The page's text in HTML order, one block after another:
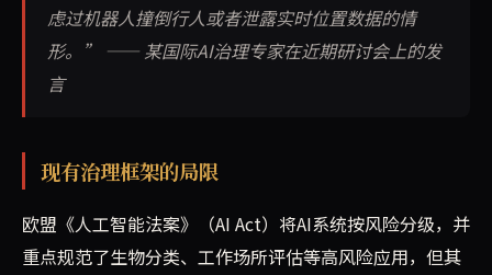
虑过机器人撞倒行人或者泄露实时位置数据的情
形。” —— 某国际AI治理专家在近期研讨会上的发
言
现有治理框架的局限
欧盟《人工智能法案》（AI Act）将AI系统按风险分级，并
重点规范了生物分类、工作场所评估等高风险应用，但其